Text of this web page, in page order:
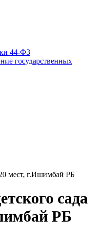
44-ФЗ
государственных
мест, г.Ишимбай РБ
сада
РБ